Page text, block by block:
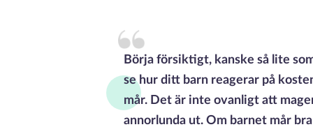
Börja försiktigt, kanske så lite
se hur ditt barn reagerar på
mår. Det är inte ovanligt att
annorlunda ut. Om barnet mår